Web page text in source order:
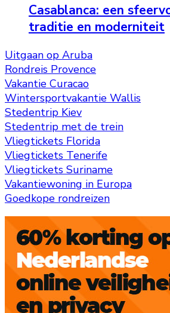
Casablanca: een
traditie en moderniteit
Uitgaan op Aruba
Rondreis Provence
Vakantie Curacao
Wintersportvakantie Wallis
Stedentrip Kiev
Stedentrip met de trein
Vliegtickets Florida
Vliegtickets Tenerife
Vliegtickets Suriname
Vakantiewoning in Europa
Goedkope rondreizen